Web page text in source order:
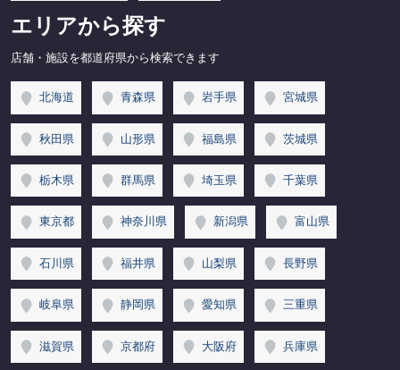
エリアから探す
店舗・施設を都道府県から検索できます
北海道 青森県 岩手県 宮城県
秋田県 山形県 福島県 茨城県
栃木県 群馬県 埼玉県 千葉県
東京都 神奈川県 新潟県 富山県
石川県 福井県 山梨県 長野県
岐阜県 静岡県 愛知県 三重県
滋賀県 京都府 大阪府 兵庫県